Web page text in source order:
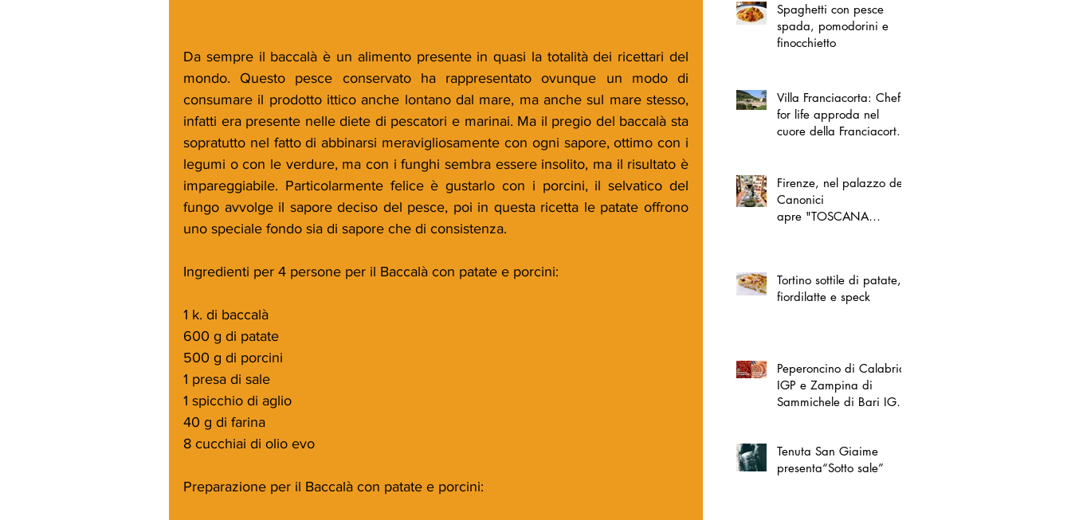
Da sempre il baccalà è un alimento presente in quasi la totalità dei ricettari del
mondo. Questo pesce conservato ha rappresentato ovunque un modo di
consumare il prodotto ittico anche lontano dal mare, ma anche sul mare stesso,
infatti era presente nelle diete di pescatori e marinai. Ma il pregio del baccalà sta
sopratutto nel fatto di abbinarsi meravigliosamente con ogni sapore, ottimo con i
legumi o con le verdure, ma con i funghi sembra essere insolito, ma il risultato è
impareggiabile. Particolarmente felice è gustarlo con i porcini, il selvatico del
fungo avvolge il sapore deciso del pesce, poi in questa ricetta le patate offrono
uno speciale fondo sia di sapore che di consistenza.
Ingredienti per 4 persone per il Baccalà con patate e porcini:
1 k. di baccalà
600 g di patate
500 g di porcini
1 presa di sale
1 spicchio di aglio
40 g di farina
8 cucchiai di olio evo
Preparazione per il Baccalà con patate e porcini:
Spaghetti con pesce
spada, pomodorini e
finocchietto
Villa Franciacorta: Chefs
for life approda nel
cuore della Franciacorta,
Firenze, nel palazzo dei
Canonici
apre "TOSCANA
Tortino sottile di patate,
fiordilatte e speck
Peperoncino di Calabria
IGP e Zampina di
Sammichele di Bari IGP
Tenuta San Giaime
presenta“Sotto sale”